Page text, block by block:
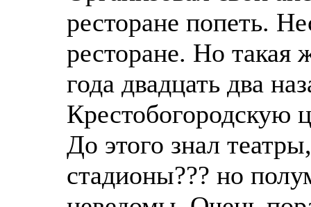
ресторане попеть.
ресторане. Но такая
года двадцать два
Крестобогородскую
До этого знал
стадионы??? но